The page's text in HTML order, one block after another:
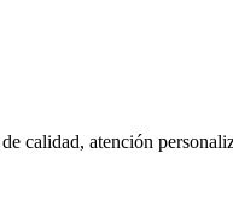
calidad, atención